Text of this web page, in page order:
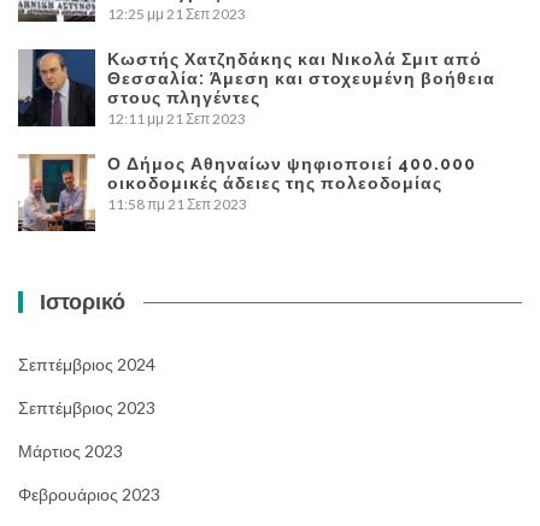
12:25 μμ 21 Σεπ 2023
Κωστής Χατζηδάκης και Νικολά Σμιτ από
Θεσσαλία: Άμεση και στοχευμένη βοήθεια
στους πληγέντες
12:11 μμ 21 Σεπ 2023
Ο Δήμος Αθηναίων ψηφιοποιεί 400.000
οικοδομικές άδειες της πολεοδομίας
11:58 πμ 21 Σεπ 2023
Ιστορικό
Σεπτέμβριος 2024
Σεπτέμβριος 2023
Μάρτιος 2023
Φεβρουάριος 2023